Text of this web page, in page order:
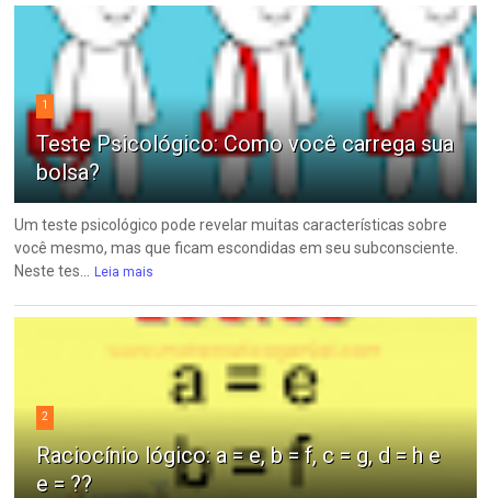
1
Teste Psicológico: Como você carrega sua
bolsa?
Um teste psicológico pode revelar muitas características sobre
você mesmo, mas que ficam escondidas em seu subconsciente.
Neste tes...
Leia mais
2
Raciocínio lógico: a = e, b = f, c = g, d = h e
e = ??